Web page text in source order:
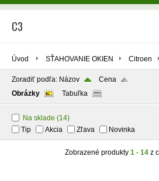
C3
Úvod SŤAHOVANIE OKIEN Citroen
Zoradiť podľa: Názov
Cena
Obrázky
Tabuľka
Na sklade (14)
Tip
Akcia Zľava Novinka
Zobrazené produkty 1 - 14 z